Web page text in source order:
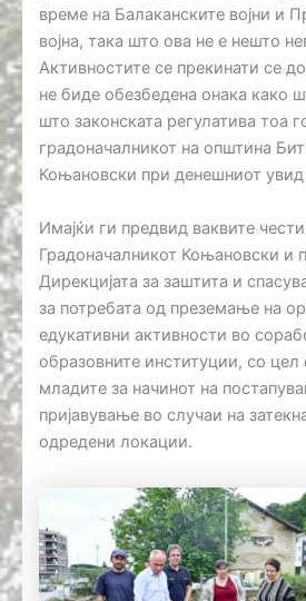
време на Балаканските војни и
војна, така што ова не е нешто
Активностите се прекинати се
не биде обезбедена онака како
што законската регулатива тоа
градоначалникот на општина
Коњановски при денешниот увид
Имајќи ги предвид ваквите чести
Градоначалникот Коњановски и
Дирекцијата за заштита и
за потребата од преземање на
едукативни активности во
образовните институции, со цел
младите за начинот на
пријавување во случаи на
одредени локации.